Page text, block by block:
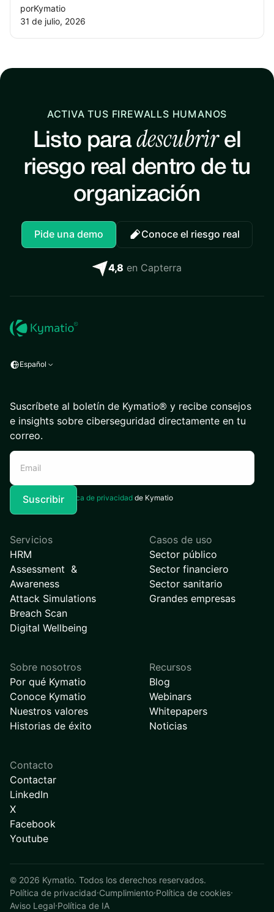
porKymatio
31 de julio, 2026
ACTIVA TUS FIREWALLS HUMANOS
Listo paradescubrirel
riesgo real dentro de tu
organización
Pide una demo Conoce el riesgo real
4,8 en Capterra
Español
Suscríbete al boletín de Kymatio® y recibe consejos
e insights sobre ciberseguridad directamente en tu
correo.
Acepto laPolítica de privacidad de Kymatio
Servicios
HRM
Assessment &
Awareness
Attack Simulations
Breach Scan
Digital Wellbeing
Casos de uso
Sector público
Sector financiero
Sector sanitario
Grandes empresas
Sobre nosotros
Por qué Kymatio
Conoce Kymatio
Nuestros valores
Historias de éxito
Recursos
Blog
Webinars
Whitepapers
Noticias
Contacto
Contactar
LinkedIn
X
Facebook
Youtube
© 2026 Kymatio. Todos los derechos reservados.
Política de privacidad·Cumplimiento·Política de cookies·
Aviso Legal·Política de IA